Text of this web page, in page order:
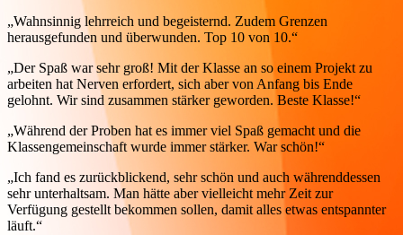
„Wahnsinnig lehrreich und begeisternd. Zudem Grenzen
herausgefunden und überwunden. Top 10 von 10.“
„Der Spaß war sehr groß! Mit der Klasse an so einem Projekt zu
arbeiten hat Nerven erfordert, sich aber von Anfang bis Ende
gelohnt. Wir sind zusammen stärker geworden. Beste Klasse!“
„Während der Proben hat es immer viel Spaß gemacht und die
Klassengemeinschaft wurde immer stärker. War schön!“
„Ich fand es zurückblickend, sehr schön und auch währenddessen
sehr unterhaltsam. Man hätte aber vielleicht mehr Zeit zur
Verfügung gestellt bekommen sollen, damit alles etwas entspannter
läuft.“